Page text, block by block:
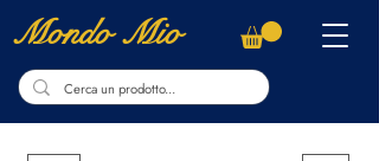
Mondo Mio